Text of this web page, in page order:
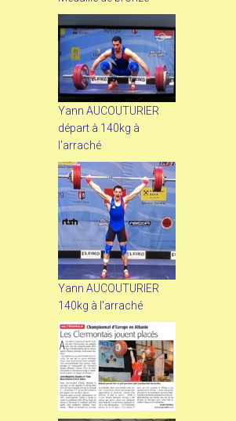
Yann AUCOUTURIER
départ à 140kg à
l'arraché
Yann AUCOUTURIER
140kg à l'arraché